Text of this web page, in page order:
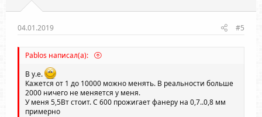
04.01.2019 #5
Pablos написал(а):
В у.е.
Кажется от 1 до 10000 можно менять. В реальности больше
2000 ничего не меняется у меня.
У меня 5,5Вт стоит. С 600 прожигает фанеру на 0,7..0,8 мм
примерно